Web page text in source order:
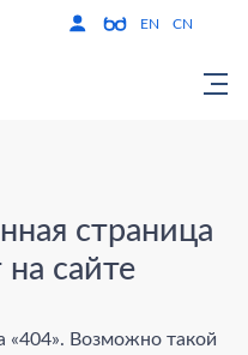
Версия для
EN CN
страница
на сайте
Возможно такой